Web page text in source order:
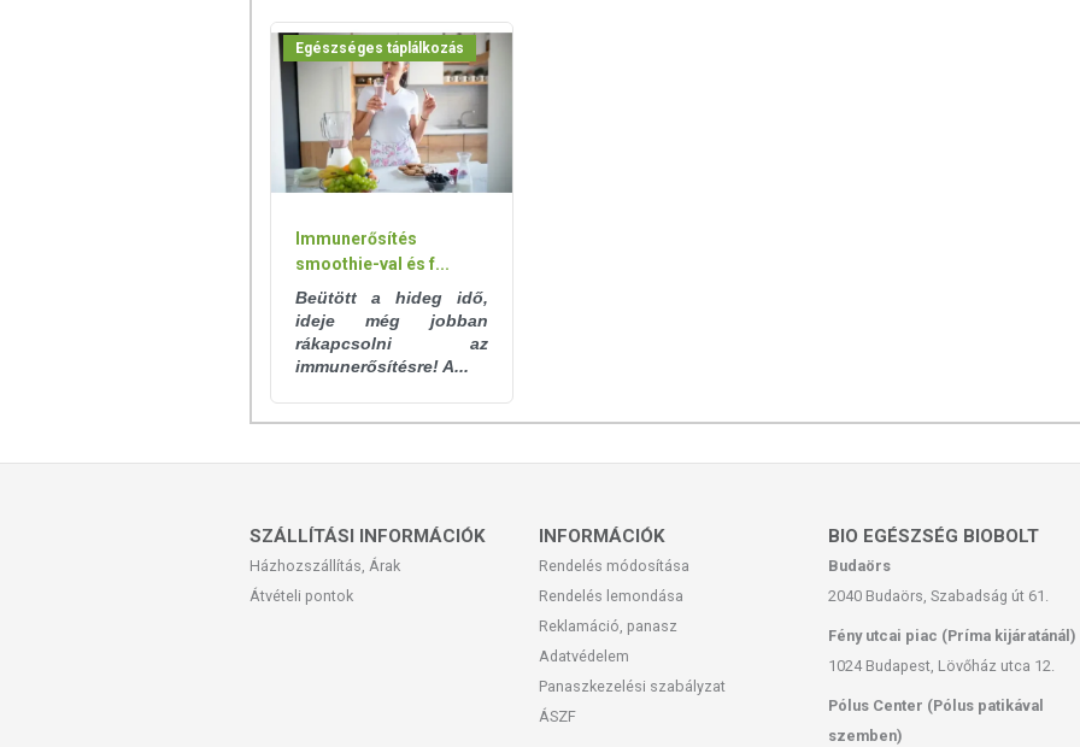
Ca: 9,7
Na: 1,9
Fe: 0,2
Egészséges táplálkozás
Immunerősítés
smoothie-val és f...
Beütött a hideg idő,
ideje még jobban
rákapcsolni az
immunerősítésre! A...
SZÁLLÍTÁSI INFORMÁCIÓK
Házhozszállítás, Árak
Átvételi pontok
INFORMÁCIÓK
Rendelés módosítása
Rendelés lemondása
Reklamáció, panasz
Adatvédelem
Panaszkezelési szabályzat
ÁSZF
BIO EGÉSZSÉG BIOBOLT
Budaörs
2040 Budaörs, Szabadság út 61.
Fény utcai piac (Príma kijáratánál)
1024 Budapest, Lövőház utca 12.
Pólus Center (Pólus patikával
szemben)